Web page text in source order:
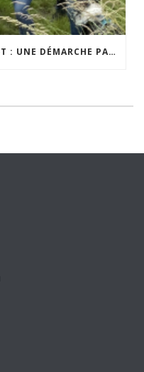
VISITE PARTAGÉE À WALCOURT : UNE DÉMARCHE PARTICIPATIVE ANIMÉE PAR ESPACE ENVIRONNEMENT